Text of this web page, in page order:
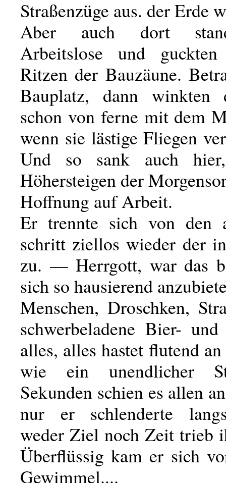
Straßenzüge aus. der Erde
Aber auch dort
Arbeitslose und
Ritzen der Bauzäune.
Bauplatz, dann winkten
schon von ferne mit dem
wenn sie lästige Fliegen
Und so sank auch
Höhersteigen der
Hoffnung auf Arbeit.
Er trennte sich von den
schritt ziellos wieder der
zu. — Herrgott, war das
sich so hausierend
Menschen, Droschken,
schwerbeladene Bier-
alles, alles hastet flutend
wie ein unendlicher
Sekunden schien es allen
nur er schlenderte
weder Ziel noch Zeit trieb
Überflüssig kam er sich
Gewimmel....